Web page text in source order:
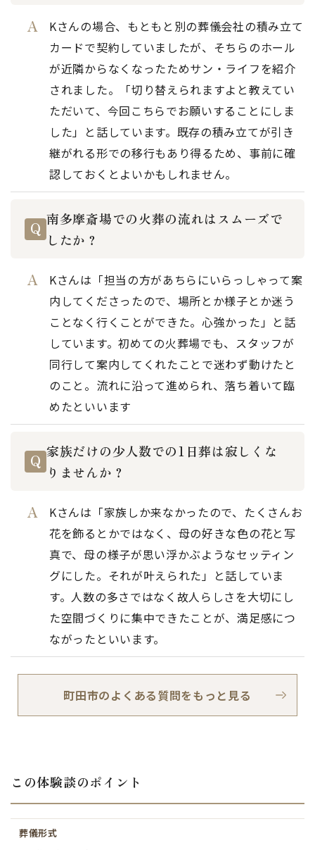
Kさんの場合、もともと別の葬儀会社の積み立て
カードで契約していましたが、そちらのホール
が近隣からなくなったためサン・ライフを紹介
されました。「切り替えられますよと教えてい
ただいて、今回こちらでお願いすることにしま
した」と話しています。既存の積み立てが引き
継がれる形での移行もあり得るため、事前に確
認しておくとよいかもしれません。
南多摩斎場での火葬の流れはスムーズで
したか？
Kさんは「担当の方があちらにいらっしゃって案
内してくださったので、場所とか様子とか迷う
ことなく行くことができた。心強かった」と話
しています。初めての火葬場でも、スタッフが
同行して案内してくれたことで迷わず動けたと
のこと。流れに沿って進められ、落ち着いて臨
めたといいます
家族だけの少人数での1日葬は寂しくな
りませんか？
Kさんは「家族しか来なかったので、たくさんお
花を飾るとかではなく、母の好きな色の花と写
真で、母の様子が思い浮かぶようなセッティン
グにした。それが叶えられた」と話していま
す。人数の多さではなく故人らしさを大切にし
た空間づくりに集中できたことが、満足感につ
ながったといいます。
町田市のよくある質問をもっと見る
この体験談のポイント
葬儀形式